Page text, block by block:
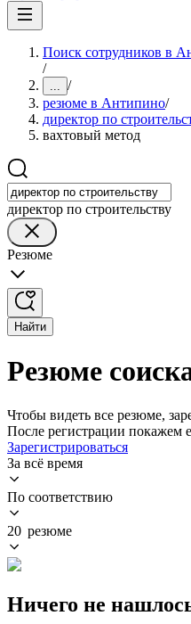
Поиск сотрудников в
/
... /
резюме в Антипино/
директор по
вахтовый метод
директор по строительству
Резюме
Найти
Резюме
Чтобы видеть все резюме,
После регистрации покажем
Зарегистрироваться
За всё время
По соответствию
20 резюме
Ничего не